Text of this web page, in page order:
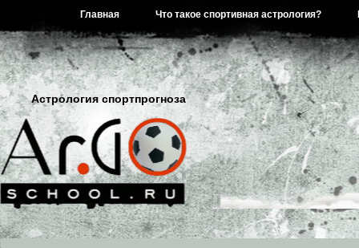
Главная Что такое спортивная астрология?
Астрология спортпрогноза